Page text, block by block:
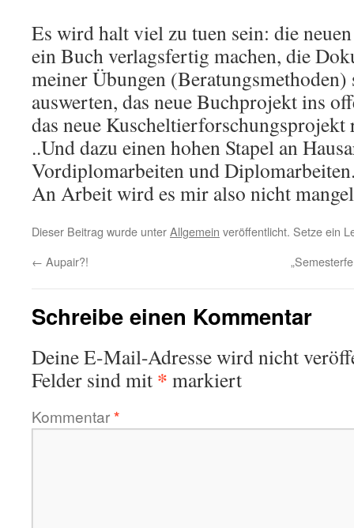
Es wird halt viel zu tuen sein: die
ein Buch verlagsfertig machen, die
meiner Übungen (Beratungsmethoden)
auswerten, das neue Buchprojekt ins
das neue
..Und dazu einen hohen Stapel an
Vordiplomarbeiten und
An Arbeit wird es mir also nicht
Dieser Beitrag wurde unterAllgemein veröffentlicht. Setze ein
← Aupair?!
Schreibe einen Kommentar
Deine E-Mail-Adresse wird nicht
Felder sind mit * markiert
Kommentar*